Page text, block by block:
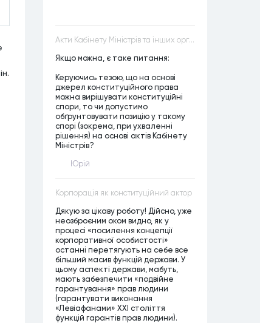
Акти Кабінету Міністрів та інших органів державної влади як джерела конституційного права
Якщо можна, є таке питання:
Керуючись тезою, що на основі
джерел конституційного права
можна вирішувати конституційні
спори, то чи допустимо
обґрунтовувати позицію у такому
спорі (зокрема, при ухваленні
рішення) на основі актів Кабінету
Міністрів?
Юрій
Корпорація як конституційний актор
Дякую за цікаву роботу! Дійсно, уже
неозброєним оком видно, як у
процесі «посилення концепції
корпоративної особистості»
останні перетягують на себе все
більший масив функцій держави. У
цьому аспекті держави, мабуть,
мають забезпечити «подвійне
гарантування» прав людини
(гарантувати виконання
«Левіафанами» ХХІ століття
функцій гарантів прав людини).